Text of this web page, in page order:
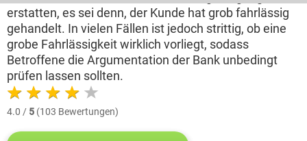
erstatten, es sei denn, der Kunde hat grob fahrlässig
gehandelt. In vielen Fällen ist jedoch strittig, ob eine
grobe Fahrlässigkeit wirklich vorliegt, sodass
Betroffene die Argumentation der Bank unbedingt
prüfen lassen sollten.
4.0 / 5 (103 Bewertungen)